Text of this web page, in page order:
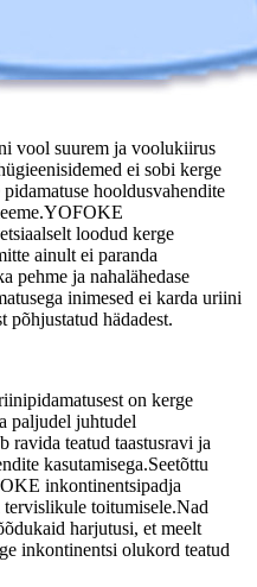
vool suurem ja voolukiirus
ei sobi kerge
hooldusvahendite
loodud kerge
ainult ei paranda
pehme ja nahalähedase
inimesed ei karda uriini
põhjustatud hädadest.
on kerge
paljudel juhtudel
ravida teatud taastusravi ja
kasutamisega.Seetõttu
inkontinentsipadja
tervislikule toitumisele.Nad
harjutusi, et meelt
inkontinentsi olukord teatud